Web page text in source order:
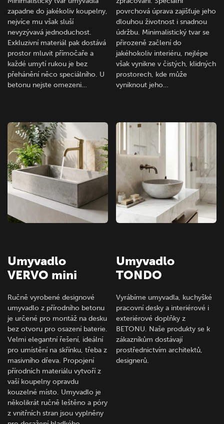
zapadne do jakékoliv koupelny,
nejvíce mu však sluší
nevyzývavá jednoduchost.
Exkluzivní materiál pak dostává
prostor mluvit přímočaře a
každé umytí rukou je bez
přehánění něco speciálního. U
betonu nejste omezeni…
povrchová úprava zajišťuje jeho
dlouhou životnost i snadnou
údržbu. Minimalistický tvar se
přirozeně začlení do
jakéhokoliv interiéru, nejlépe
však vynikne v čistých, klidných
prostorech, kde může
vyniknout jeho…
Umyvadlo
VERVO mini
Ručně vyrobené designové
umyvadlo z přírodního betonu
je určené pro montáž na desku
bez otvoru pro osazení baterie.
Velmi elegantní řešení, ideální
pro umístění na skřínku, třeba z
masivního dřeva. Propojení
přírodních materiálu vytvoří z
vaší koupelny opravdu
kouzelné místo. Umyvadlo je
několikrát ručně leštěno a póry
z vnitřních stran jsou vyplněny
Umyvadlo
TONDO
Vyrábíme umyvadla, kuchyšké
pracovní desky a interiérové i
exteriérové doplňky z
BETONU. Naše produkty se k
zákazníkům dostávají
prostřednictvím architektů,
designerů.